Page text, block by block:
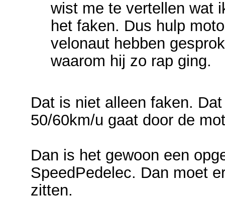
wist me te vertellen wat
het faken. Dus hulp
velonaut hebben
waarom hij zo rap ging.
Dat is niet alleen faken.
50/60km/u gaat door de
Dan is het gewoon een
SpeedPedelec. Dan moet
zitten.